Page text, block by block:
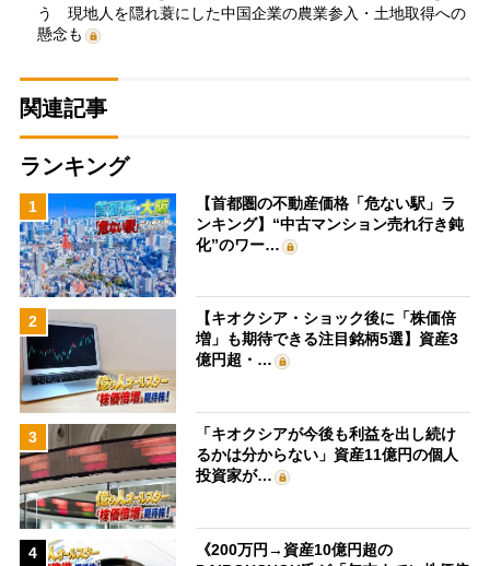
う 現地人を隠れ蓑にした中国企業の農業参入・土地取得への
懸念も
関連記事
ランキング
1
【首都圏の不動産価格「危ない駅」ラ
ンキング】“中古マンション売れ行き鈍
化”のワー…
2
【キオクシア・ショック後に「株価倍
増」も期待できる注目銘柄5選】資産3
億円超・…
3
「キオクシアが今後も利益を出し続け
るかは分からない」資産11億円の個人
投資家が…
4
《200万円→資産10億円超の